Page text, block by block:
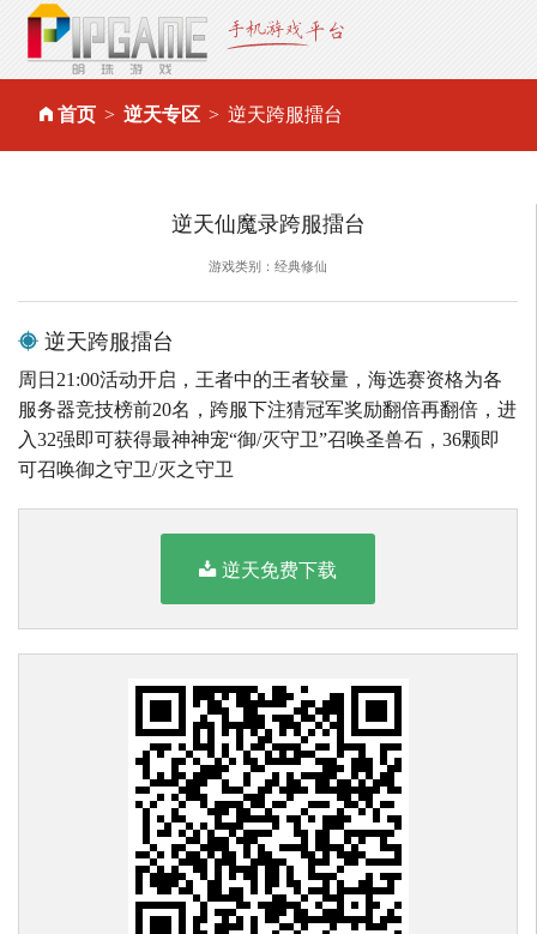
首页 逆天专区 逆天跨服擂台
逆天仙魔录跨服擂台
游戏类别：经典修仙
逆天跨服擂台
周日21:00活动开启，王者中的王者较量，海选赛资格为各
服务器竞技榜前20名，跨服下注猜冠军奖励翻倍再翻倍，进
入32强即可获得最神神宠“御/灭守卫”召唤圣兽石，36颗即
可召唤御之守卫/灭之守卫
逆天免费下载